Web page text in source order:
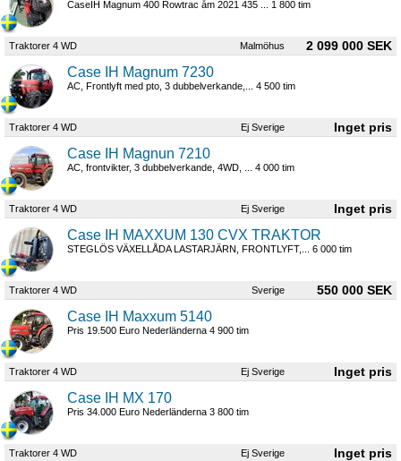
CaseIH Magnum 400 Rowtrac åm 2021 435 ... 1 800 tim
Traktorer 4 WD Malmöhus 2 099 000 SEK
Case IH Magnum 7230
AC, Frontlyft med pto, 3 dubbelverkande,... 4 500 tim
Traktorer 4 WD Ej Sverige
Case IH Magnun 7210
AC, frontvikter, 3 dubbelverkande, 4WD, ... 4 000 tim
Traktorer 4 WD Ej Sverige
Case IH MAXXUM 130 CVX TRAKTOR
STEGLÖS VÄXELLÅDA LASTARJÄRN, FRONTLYFT,... 6 000 tim
Traktorer 4 WD Sverige 550 000 SEK
Case IH Maxxum 5140
Pris 19.500 Euro Nederländerna 4 900 tim
Traktorer 4 WD Ej Sverige
Case IH MX 170
Pris 34.000 Euro Nederländerna 3 800 tim
Traktorer 4 WD Ej Sverige